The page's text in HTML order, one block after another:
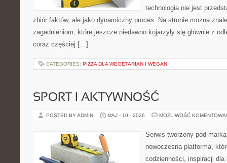
technologia nie jest
zbiór faktów, ale jako dynamiczny proces. Na stronie można
zagadnieniom, które jeszcze niedawno kojarzyły się głównie z
coraz częściej […]
CATEGORIES: PIZZA DLA WEGETARIAN I WEGAN
SPORT I AKTYWNOŚĆ
POSTED BY ADMIN MAJ - 10 - 2026 MOŻLIWOŚĆ
Serwis tworzony pod
nowoczesna platforma,
codzienności, inspiracji